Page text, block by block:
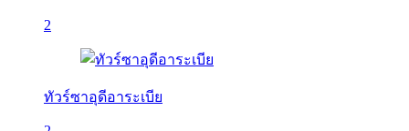
2
ทัวร์ซาอุดีอาระเบีย